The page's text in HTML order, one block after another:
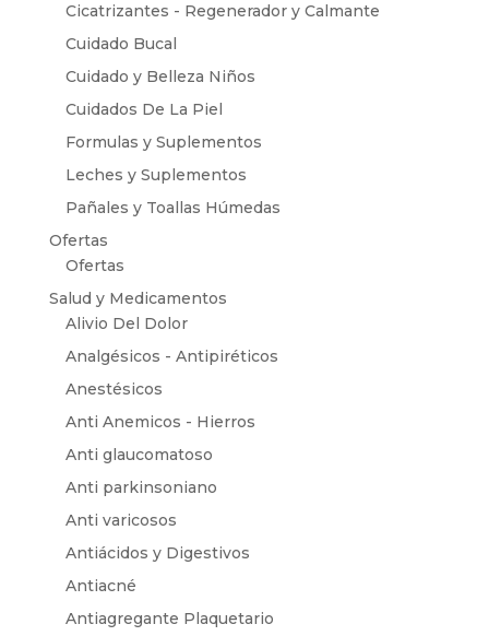
Cicatrizantes - Regenerador y Calmante
Cuidado Bucal
Cuidado y Belleza Niños
Cuidados De La Piel
Formulas y Suplementos
Leches y Suplementos
Pañales y Toallas Húmedas
Ofertas
Ofertas
Salud y Medicamentos
Alivio Del Dolor
Analgésicos - Antipiréticos
Anestésicos
Anti Anemicos - Hierros
Anti glaucomatoso
Anti parkinsoniano
Anti varicosos
Antiácidos y Digestivos
Antiacné
Antiagregante Plaquetario